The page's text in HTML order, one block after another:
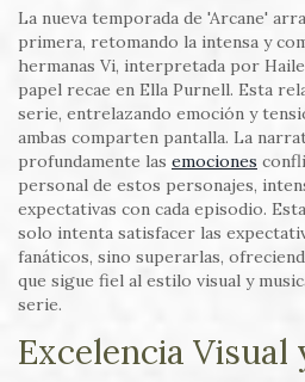
La nueva temporada de 'Arcane'
primera, retomando la intensa y
hermanas Vi, interpretada por
papel recae en Ella Purnell. Esta
serie, entrelazando emoción y
ambas comparten pantalla. La
profundamente las emociones
personal de estos personajes,
expectativas con cada episodio.
solo intenta satisfacer las
fanáticos, sino superarlas,
que sigue fiel al estilo visual y
serie.
Excelencia Visual